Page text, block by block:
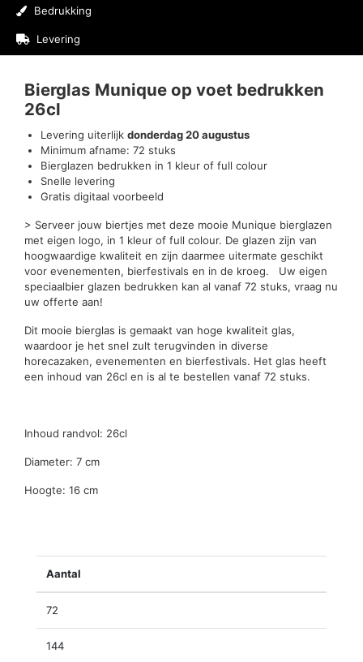
Bedrukking
Levering
Bierglas Munique op voet bedrukken
26cl
Levering uiterlijk donderdag 20 augustus
Minimum afname: 72 stuks
Bierglazen bedrukken in 1 kleur of full colour
Snelle levering
Gratis digitaal voorbeeld
> Serveer jouw biertjes met deze mooie Munique bierglazen
met eigen logo, in 1 kleur of full colour. De glazen zijn van
hoogwaardige kwaliteit en zijn daarmee uitermate geschikt
voor evenementen, bierfestivals en in de kroeg. Uw eigen
speciaalbier glazen bedrukken kan al vanaf 72 stuks, vraag nu
uw offerte aan!
Dit mooie bierglas is gemaakt van hoge kwaliteit glas,
waardoor je het snel zult terugvinden in diverse
horecazaken, evenementen en bierfestivals. Het glas heeft
een inhoud van 26cl en is al te bestellen vanaf 72 stuks.
Inhoud randvol: 26cl
Diameter: 7 cm
Hoogte: 16 cm
Aantal
72
144